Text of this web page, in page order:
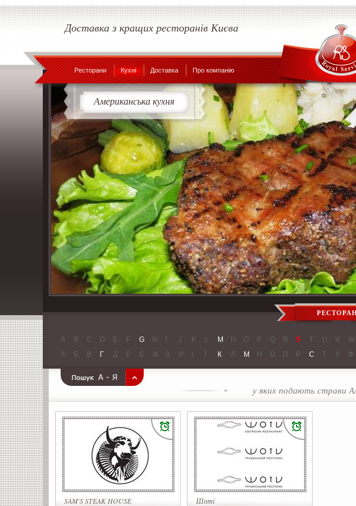
Доставка з кращих ресторанів Києва
Ресторани Кухні Доставка Про компанію
Американська кухня
A B C D E F G H J K L M N O P Q R S T U V W
А
Б В Г Д Е Є Ж З И К Л М Н О П Р С Т У Ф
у яких подають страви
SAM'S STEAK HOUSE Шоті